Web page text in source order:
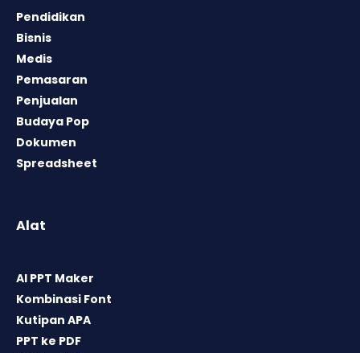
Pendidikan
Bisnis
Medis
Pemasaran
Penjualan
Budaya Pop
Dokumen
Spreadsheet
Alat
AI PPT Maker
Kombinasi Font
Kutipan APA
PPT ke PDF